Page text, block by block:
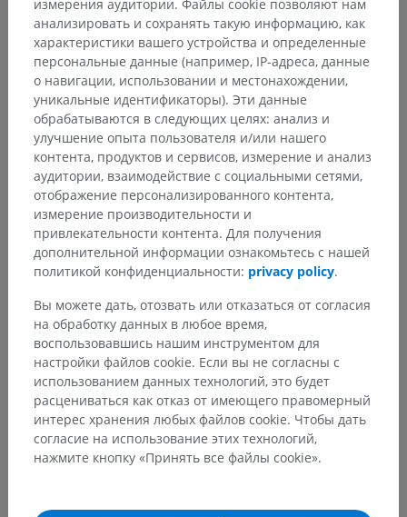
Анатомическая иерархия
Анатомия человека 1
Системная анатомия> Эндокринные железы>
Надпочечник> Почечная поверхность
измерения аудитории. Файлы cookie позволяют нам
анализировать и сохранять такую информацию, как
характеристики вашего устройства и определенные
персональные данные (например, IP-адреса, данные
о навигации, использовании и местонахождении,
уникальные идентификаторы). Эти данные
обрабатываются в следующих целях: анализ и
улучшение опыта пользователя и/или нашего
контента, продуктов и сервисов, измерение и анализ
аудитории, взаимодействие с социальными сетями,
отображение персонализированного контента,
измерение производительности и
привлекательности контента. Для получения
дополнительной информации ознакомьтесь с нашей
политикой конфиденциальности: privacy policy.
Вы можете дать, отозвать или отказаться от согласия
на обработку данных в любое время,
воспользовавшись нашим инструментом для
настройки файлов cookie. Если вы не согласны с
использованием данных технологий, это будет
расцениваться как отказ от имеющего правомерный
интерес хранения любых файлов cookie. Чтобы дать
согласие на использование этих технологий,
нажмите кнопку «Принять все файлы cookie».